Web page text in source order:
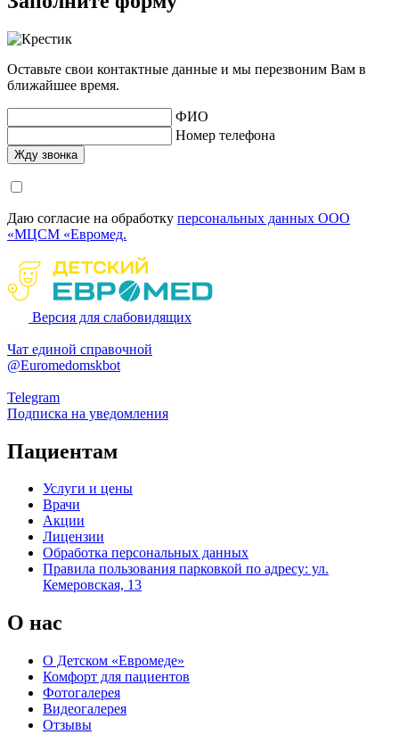
Оставьте свои контактные данные и мы перезвоним Вам в
ближайшее время.
ФИО
Номер телефона
Даю согласие на обработку персональных данных ООО
«МЦСМ «Евромед.
Версия для слабовидящих
Чат единой справочной
@Euromedomskbot
Telegram
Подписка на уведомления
Пациентам
Услуги и цены
Врачи
Акции
Лицензии
Обработка персональных данных
Правила пользования парковкой по адресу: ул.
Кемеровская, 13
О нас
О Детском «Евромеде»
Комфорт для пациентов
Фотогалерея
Видеогалерея
Отзывы